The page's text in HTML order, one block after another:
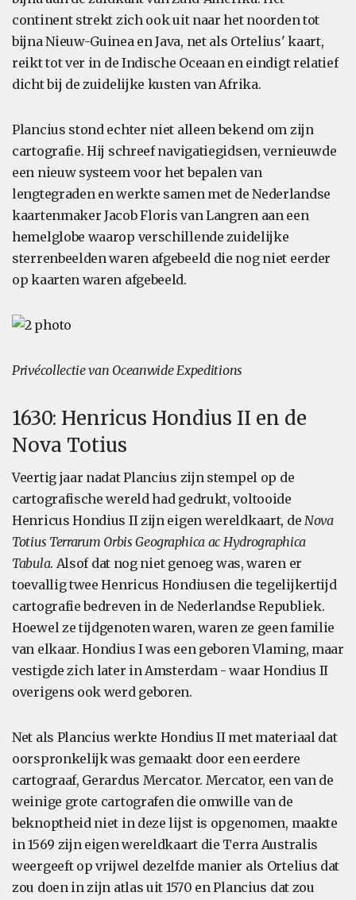
continent strekt zich ook uit naar het noorden tot
bijna Nieuw-Guinea en Java, net als Ortelius' kaart,
reikt tot ver in de Indische Oceaan en eindigt relatief
dicht bij de zuidelijke kusten van Afrika.
Plancius stond echter niet alleen bekend om zijn
cartografie. Hij schreef navigatiegidsen, vernieuwde
een nieuw systeem voor het bepalen van
lengtegraden en werkte samen met de Nederlandse
kaartenmaker Jacob Floris van Langren aan een
hemelglobe waarop verschillende zuidelijke
sterrenbeelden waren afgebeeld die nog niet eerder
op kaarten waren afgebeeld.
Privécollectie van Oceanwide Expeditions
1630: Henricus Hondius II en de
Nova Totius
Veertig jaar nadat Plancius zijn stempel op de
cartografische wereld had gedrukt, voltooide
Henricus Hondius II zijn eigen wereldkaart, de Nova
Totius Terrarum Orbis Geographica ac Hydrographica
Tabula. Alsof dat nog niet genoeg was, waren er
toevallig twee Henricus Hondiusen die tegelijkertijd
cartografie bedreven in de Nederlandse Republiek.
Hoewel ze tijdgenoten waren, waren ze geen familie
van elkaar. Hondius I was een geboren Vlaming, maar
vestigde zich later in Amsterdam - waar Hondius II
overigens ook werd geboren.
Net als Plancius werkte Hondius II met materiaal dat
oorspronkelijk was gemaakt door een eerdere
cartograaf, Gerardus Mercator. Mercator, een van de
weinige grote cartografen die omwille van de
beknoptheid niet in deze lijst is opgenomen, maakte
in 1569 zijn eigen wereldkaart die Terra Australis
weergeeft op vrijwel dezelfde manier als Ortelius dat
zou doen in zijn atlas uit 1570 en Plancius dat zou